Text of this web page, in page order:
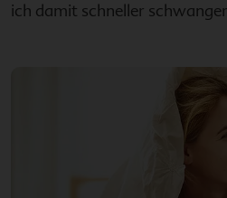
ich damit schneller